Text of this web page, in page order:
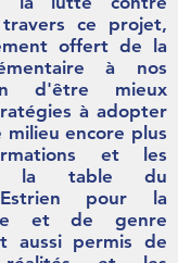
ce projet,
offert de la
à nos
d'être mieux
à adopter
encore plus
et les
la table du
Estrien pour la
et de genre
aussi permis de